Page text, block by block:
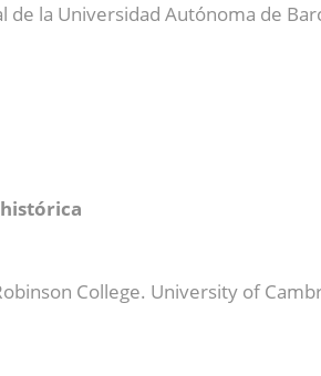
la Universidad Autónoma de
College. University of